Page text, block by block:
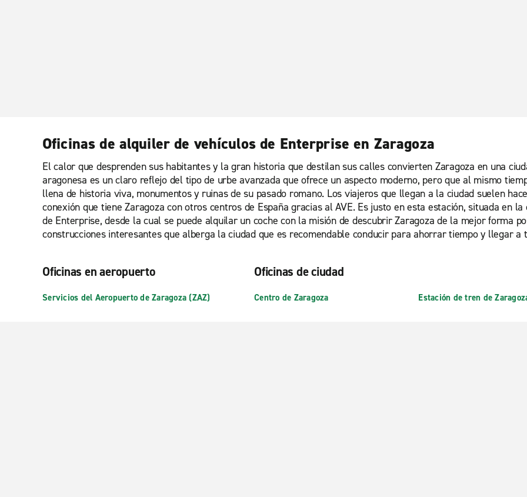
Oficinas de alquiler de vehículos de Enterprise en Zaragoza
El calor que desprenden sus habitantes y la gran historia que destilan sus calles convierten Zaragoza en una
aragonesa es un claro reflejo del tipo de urbe avanzada que ofrece un aspecto moderno, pero que al mismo
llena de historia viva, monumentos y ruinas de su pasado romano. Los viajeros que llegan a la ciudad suelen
conexión que tiene Zaragoza con otros centros de España gracias al AVE. Es justo en esta estación, situada en
de Enterprise, desde la cual se puede alquilar un coche con la misión de descubrir Zaragoza de la mejor forma
construcciones interesantes que alberga la ciudad que es recomendable conducir para ahorrar tiempo y llegar a
Oficinas en aeropuerto
Servicios del Aeropuerto de Zaragoza (ZAZ)
Oficinas de ciudad
Centro de Zaragoza Estación de tren de